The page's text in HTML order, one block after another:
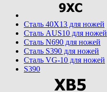
Cталь 40Х13 для ножей
Cталь AUS10 для ножей
Cталь N690 для ножей
Cталь S390 для ножей
Cталь VG-10 для ножей
S390